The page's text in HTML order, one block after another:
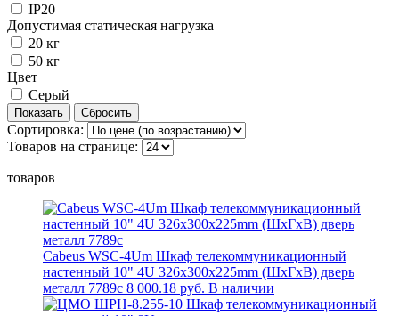
IP20
Допустимая статическая нагрузка
20 кг
50 кг
Цвет
Серый
Сортировка:
Товаров на странице:
товаров
Cabeus WSC-4Um Шкаф телекоммуникационный
настенный 10" 4U 326x300x225mm (ШхГхВ) дверь
металл 7789c 8 000.18 руб. В наличии